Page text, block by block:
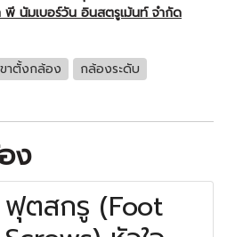
พี นัมเบอร์วัน อินสตรูเม้นท์ จำกัด
ขาตั้งกล้อง กล้องระดับ
ง
ฟุตสกรู (Foot